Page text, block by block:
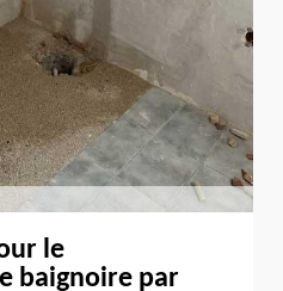
le
baignoire par